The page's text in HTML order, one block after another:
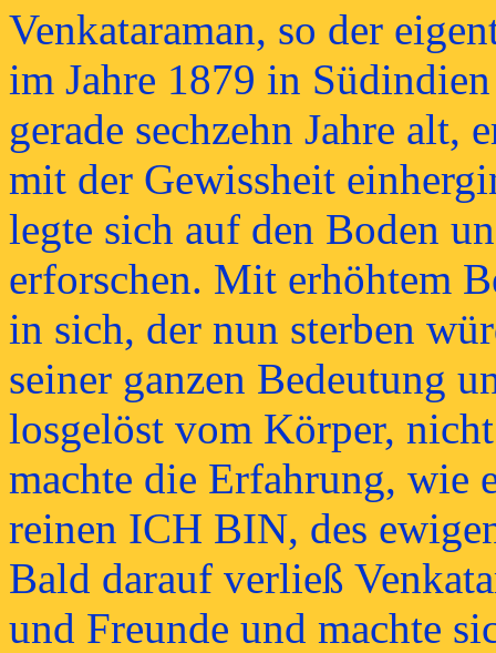
Venkataraman, so der
im Jahre 1879 in
gerade sechzehn Jahre alt,
mit der Gewissheit
legte sich auf den Boden
erforschen. Mit erhöhtem
in sich, der nun sterben
seiner ganzen Bedeutung
losgelöst vom Körper,
machte die Erfahrung, wie
reinen ICH BIN, des
Bald darauf verließ
und Freunde und machte